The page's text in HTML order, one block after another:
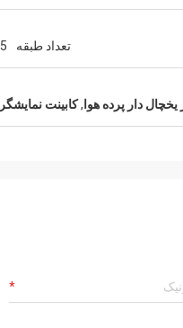
تعداد طبقه 5 طبقه
دار پرده هوا ,کابینت